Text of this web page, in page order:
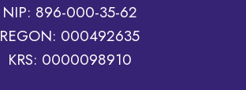
NIP: 896-000-35-62
REGON: 000492635
KRS: 0000098910